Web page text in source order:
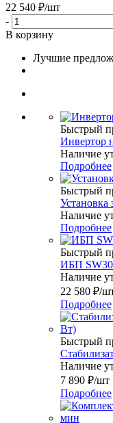
22 540 ₽/шт
-
В корзину
Лучшие
Быстрый
Инвертор
Наличие
Подробнее
Быстрый
Установка
Наличие
Подробнее
Быстрый
ИБП
Наличие
22 580 ₽/
Подробнее
Быстрый
Наличие
7 890 ₽/шт
Подробнее